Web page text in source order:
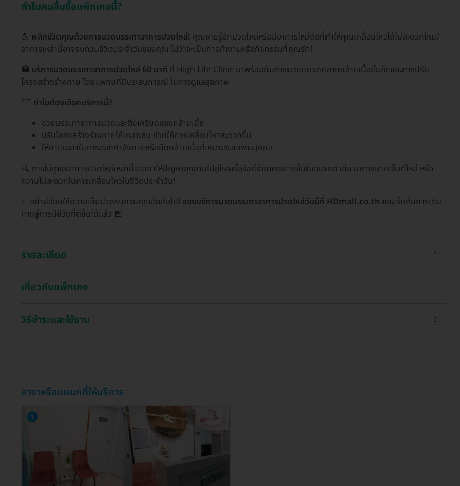
ทำไมคนอื่นซื้อแพ็กเกจนี้?
💪 พลิกชีวิตคุณด้วยการนวดบรรเทาอาการปวดไหล่! คุณเคยรู้สึกปวดไหล่หรือมีอาการไหล่ติดที่ทำให้คุณเคลื่อนไหวได้ไม่สะดวกไหม?
อาการเหล่านี้อาจรบกวนชีวิตประจำวันของคุณ ไม่ว่าจะเป็นการทำงานหรือกิจกรรมที่คุณรัก!
🏥 บริการนวดบรรเทาอาการปวดไหล่ 60 นาที ที่ High Life Clinic มาพร้อมกับการนวดกดจุดคลายกล้ามเนื้อชั้นลึกและการปรับ
โครงสร้างร่างกาย โดยแพทย์ที่มีประสบการณ์ ในการดูแลสุขภาพ
🧘‍♂️ ทำไมต้องเลือกบริการนี้?
ช่วยบรรเทาอาการปวดและตึงเครียดของกล้ามเนื้อ
ปรับโครงสร้างร่างกายให้เหมาะสม ช่วยให้การเคลื่อนไหวสะดวกขึ้น
ให้คำแนะนำในการออกกำลังกายหรือยืดกล้ามเนื้อที่เหมาะสมเฉพาะบุคคล
🔍 การไม่ดูแลอาการปวดไหล่เหล่านี้อาจทำให้ปัญหาลุกลามไปสู่โรคเรื้อรังที่ร้ายแรงมากขึ้นในอนาคต เช่น อาการบาดเจ็บที่ไหล่ หรือ
ความไม่สะดวกในการเคลื่อนไหวในชีวิตประจำวัน!
✨ อย่าปล่อยให้ความเจ็บปวดรบกวนคุณอีกต่อไป! จองบริการนวดบรรเทาอาการปวดไหล่วันนี้ที่ HDmall.co.th และเริ่มต้นการเดิน
ทางสู่การมีชีวิตที่ดีขึ้นได้แล้ว 📅
รายละเอียด
เกี่ยวกับแพ็กเกจ
วิธีชำระและใช้งาน
สาขาหรือแผนกที่ให้บริการ
1